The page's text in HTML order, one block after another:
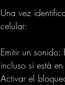
Una vez
celular:
Emitir un
incluso si está
Activar el